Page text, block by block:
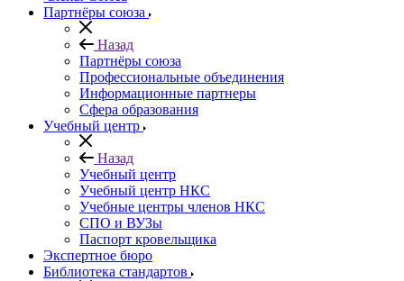
Партнёры союза
Назад
Партнёры союза
Профессиональные объединения
Информационные партнеры
Сфера образования
Учебный центр
Назад
Учебный центр
Учебный центр НКС
Учебные центры членов НКС
СПО и ВУЗы
Паспорт кровельщика
Экспертное бюро
Библиотека стандартов